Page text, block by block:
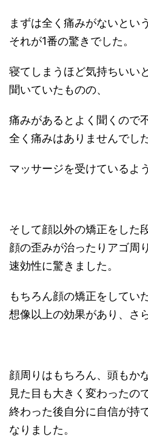
まずは全く痛みがないとい
それが1番の驚きでした。
寝てしまうほど気持ちいい
聞いていたものの、
痛みがあるとよく聞くので
全く痛みはありませんでした
マッサージを受けているよ
そして顔以外の矯正をした
顔の歪みが治ったりアゴ周
速効性に驚きました。
もちろん顔の矯正をしてい
想像以上の効果があり、さ
顔周りはもちろん、頭もか
見た目も大きく変わったので
終わった後自分に自信が持
なりました。